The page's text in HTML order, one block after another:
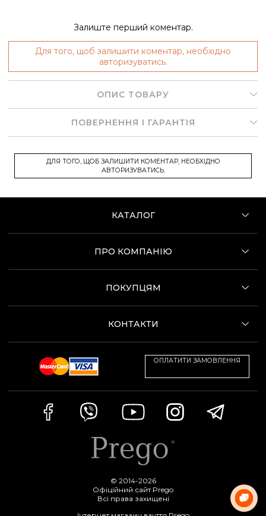
Залиште перший коментар.
Для того, щоб залишити коментар, необхідно
авторизуватись.
ОПИС ТОВАРУ
ПОВЕРНЕННЯ І ГАРАНТІЯ
ДЛЯ ТОГО, ЩОБ ЗАЛИШИТИ КОМЕНТАР, НЕОБХІДНО
АВТОРИЗУВАТИСЬ.
КАТАЛОГ
ПРО КОМПАНІЮ
ПОКУПЦЯМ
КОНТАКТИ
ОПЛАТИТИ ЗАМОВЛЕННЯ
© 2014-2026
Офіційний сайт Prego
Всі права захищені